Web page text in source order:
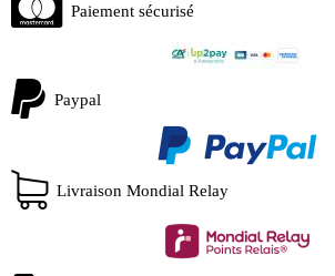
Paiement sécurisé
Paypal
Livraison Mondial Relay